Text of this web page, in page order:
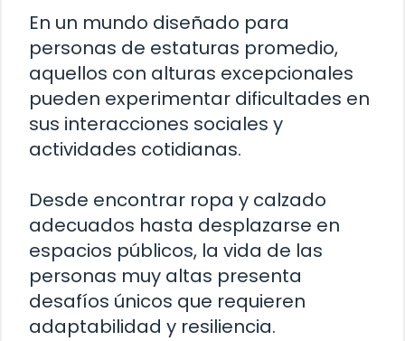
En un mundo diseñado para
personas de estaturas promedio,
aquellos con alturas excepcionales
pueden experimentar dificultades en
sus interacciones sociales y
actividades cotidianas.
Desde encontrar ropa y calzado
adecuados hasta desplazarse en
espacios públicos, la vida de las
personas muy altas presenta
desafíos únicos que requieren
adaptabilidad y resiliencia.